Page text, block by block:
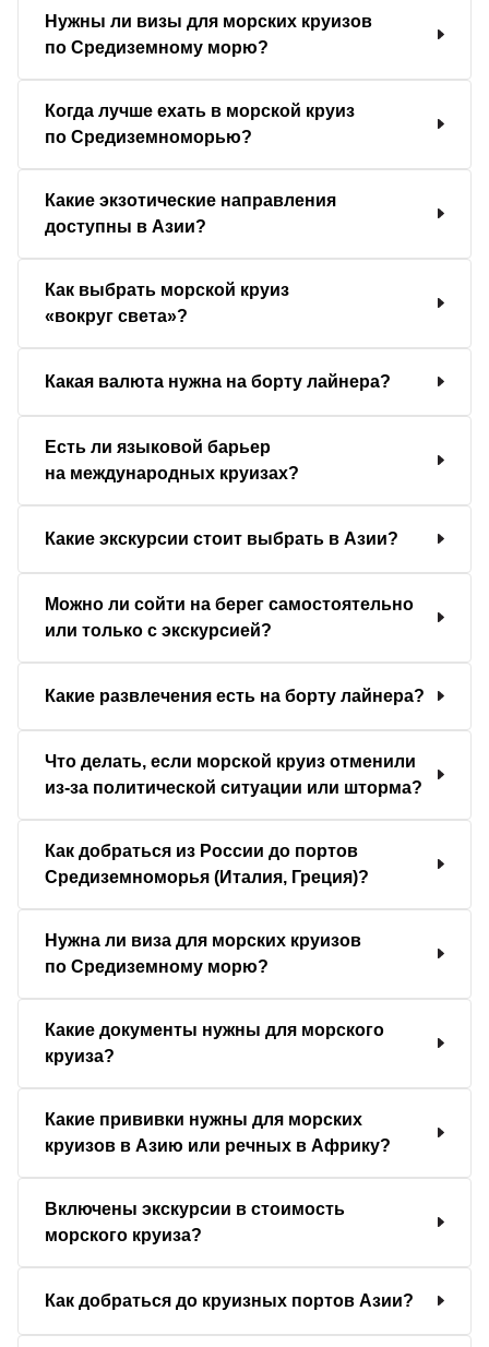
Нужны ли визы для морских круизов
по Средиземному морю?
Когда лучше ехать в морской круиз
по Средиземноморью?
Какие экзотические направления
доступны в Азии?
Как выбрать морской круиз
«вокруг света»?
Какая валюта нужна на борту лайнера?
Есть ли языковой барьер
на международных круизах?
Какие экскурсии стоит выбрать в Азии?
Можно ли сойти на берег самостоятельно
или только с экскурсией?
Какие развлечения есть на борту лайнера?
Что делать, если морской круиз отменили
из-за политической ситуации или шторма?
Как добраться из России до портов
Средиземноморья (Италия, Греция)?
Нужна ли виза для морских круизов
по Средиземному морю?
Какие документы нужны для морского
круиза?
Какие прививки нужны для морских
круизов в Азию или речных в Африку?
Включены экскурсии в стоимость
морского круиза?
Как добраться до круизных портов Азии?